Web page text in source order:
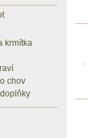
krmítka
chov